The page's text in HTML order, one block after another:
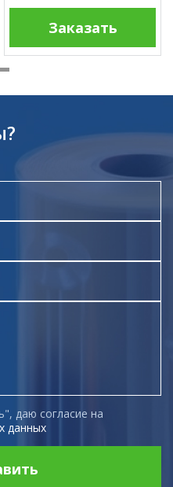
Заказать
даю согласие на
данных